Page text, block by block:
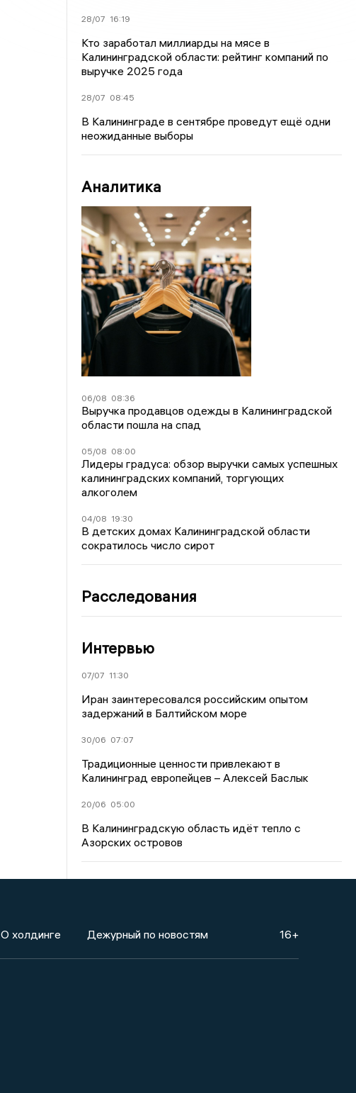
28/07 16:19
Кто заработал миллиарды на мясе в
Калининградской области: рейтинг компаний по
выручке 2025 года
28/07 08:45
В Калининграде в сентябре проведут ещё одни
неожиданные выборы
Аналитика
06/08 08:36
Выручка продавцов одежды в Калининградской
области пошла на спад
05/08 08:00
Лидеры градуса: обзор выручки самых успешных
калининградских компаний, торгующих
алкоголем
04/08 19:30
В детских домах Калининградской области
сократилось число сирот
Расследования
Интервью
07/07 11:30
Иран заинтересовался российским опытом
задержаний в Балтийском море
30/06 07:07
Традиционные ценности привлекают в
Калининград европейцев – Алексей Баслык
20/06 05:00
В Калининградскую область идёт тепло с
Азорских островов
О холдинге Дежурный по новостям 16+